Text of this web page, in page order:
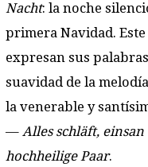
Nacht: la noche
primera Navidad.
expresan sus
suavidad de la
la venerable y
— Alles schläft,
hochheilige Paar.